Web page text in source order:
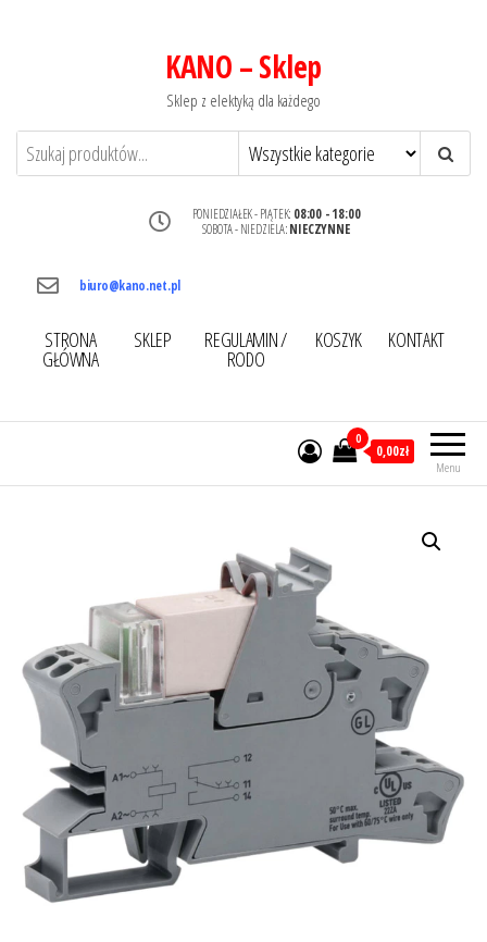
KANO – Sklep
Sklep z elektyką dla każdego
PONIEDZIAŁEK - PIĄTEK: 08:00 - 18:00
SOBOTA - NIEDZIELA:NIECZYNNE
biuro@kano.net.pl
STRONA
GŁÓWNA
SKLEP REGULAMIN /
RODO
KOSZYK KONTAKT
Menu
0
0,00zł